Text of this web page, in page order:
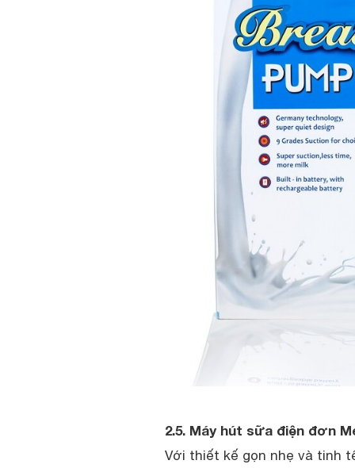
2.5. Máy hút sữa điện đơn
Với thiết kế gọn nhẹ và tinh